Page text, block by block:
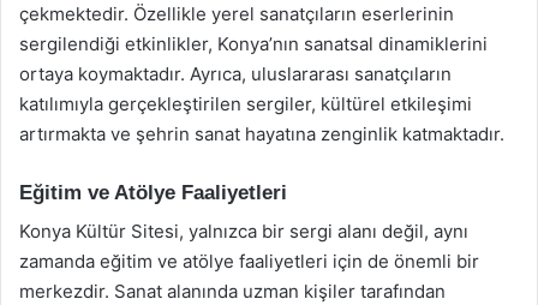
çekmektedir. Özellikle yerel sanatçıların eserlerinin
sergilendiği etkinlikler, Konya’nın sanatsal dinamiklerini
ortaya koymaktadır. Ayrıca, uluslararası sanatçıların
katılımıyla gerçekleştirilen sergiler, kültürel etkileşimi
artırmakta ve şehrin sanat hayatına zenginlik katmaktadır.
Eğitim ve Atölye Faaliyetleri
Konya Kültür Sitesi, yalnızca bir sergi alanı değil, aynı
zamanda eğitim ve atölye faaliyetleri için de önemli bir
merkezdir. Sanat alanında uzman kişiler tarafından